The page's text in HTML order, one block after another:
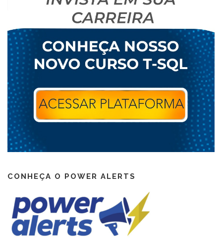
CONHEÇA O POWER ALERTS